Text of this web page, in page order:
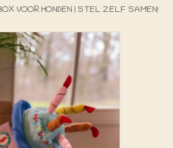
VOOR HONDEN | STEL ZELF SAMEN!